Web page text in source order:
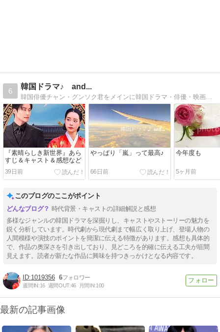
6
韓国ドラマ♪ and...
韓国俳優チャン・グンソク君をメインに韓国ドラマ・俳優・映画・K-POPなど。パク・ソジュンも推し♪日々の生活の出来事なども綴っています。
『素晴らしき新世界』あら
すじ＆キャスト＆感想など
39日前
やっぱり「嵐」って最高♪
66日前
今年度も
5ヶ月前
このブログのここがポイント
時代背景・キャストの詳細解説と感想
多様なジャンルの韓国ドラマを深掘りし、キャストやストーリーの魅力を
鋭く分析しています。時代劇から現代劇まで幅広く取り上げ、登場人物の
人間模様や演技のポイントを簡潔に伝える特徴があります。感想も具体的
で、作品の奥深さを引き出しており、見どころを的確に伝える工夫が垣間
見えます。読者が新たな作品に興味を持つきっかけとなる内容です。
1019356 6
週間IN:16 週間OUT:46 月間IN:100
最新の記事画像